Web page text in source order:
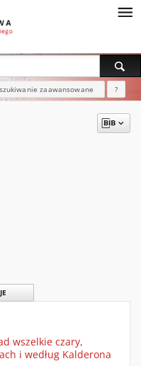
zaawansowane ?
wszelkie czary,
i według Kalderona